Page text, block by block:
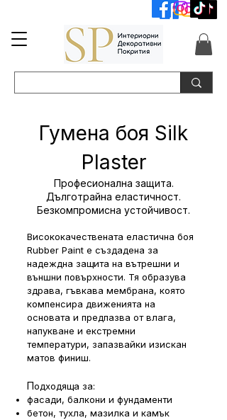
Гумена боя Silk
Plaster
Професионална защита.
Дълготрайна еластичност.
Безкомпромисна устойчивост.
Висококачествената еластична боя
Rubber Paint е създадена за
надеждна защита на вътрешни и
външни повърхности. Тя образува
здрава, гъвкава мембрана, която
компенсира движенията на
основата и предпазва от влага,
напукване и екстремни
температури, запазвайки изискан
матов финиш.
Подходяща за:
фасади, балкони и фундаменти
бетон, тухла, мазилка и камък